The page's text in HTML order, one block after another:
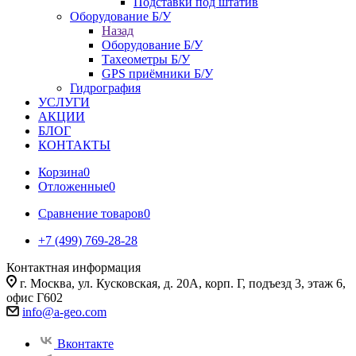
Оборудование Б/У
Назад
Оборудование Б/У
Тахеометры Б/У
GPS приёмники Б/У
Гидрография
УСЛУГИ
АКЦИИ
БЛОГ
КОНТАКТЫ
Корзина0
Отложенные0
Сравнение товаров0
+7 (499) 769-28-28
Контактная информация
г. Москва, ул. Кусковская, д. 20А, корп. Г, подъезд 3, этаж 6,
офис Г602
info@a-geo.com
Вконтакте